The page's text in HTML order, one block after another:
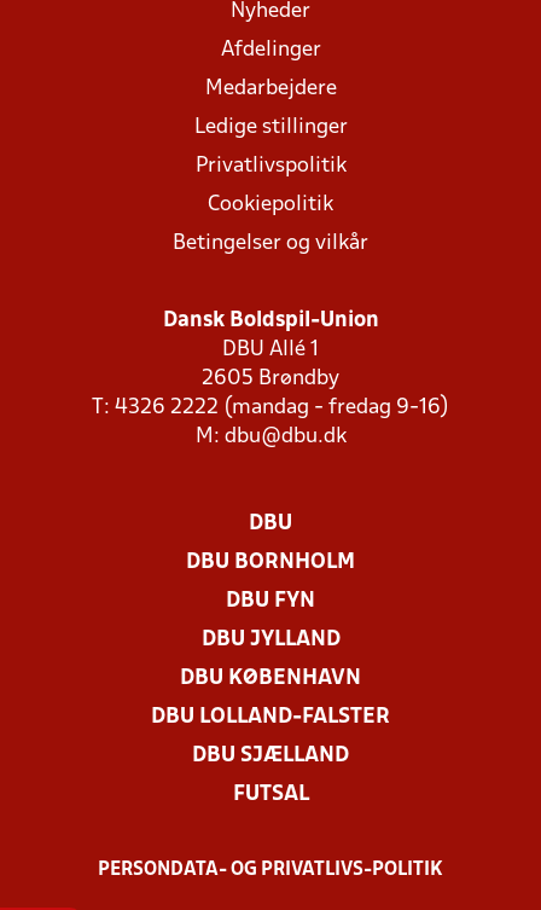
Nyheder
Afdelinger
Medarbejdere
Ledige stillinger
Privatlivspolitik
Cookiepolitik
Betingelser og vilkår
Dansk Boldspil-Union
DBU Allé 1
2605 Brøndby
T: 4326 2222 (mandag - fredag 9-16)
M: dbu@dbu.dk
DBU
DBU BORNHOLM
DBU FYN
DBU JYLLAND
DBU KØBENHAVN
DBU LOLLAND-FALSTER
DBU SJÆLLAND
FUTSAL
PERSONDATA- OG PRIVATLIVS-POLITIK